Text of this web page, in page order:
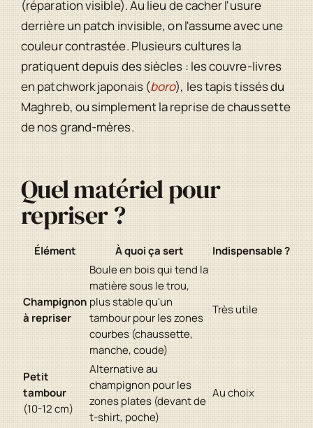
(réparation visible). Au lieu de cacher l'usure
derrière un patch invisible, on l'assume avec une
couleur contrastée. Plusieurs cultures la
pratiquent depuis des siècles : les couvre-livres
en patchwork japonais (boro), les tapis tissés du
Maghreb, ou simplement la reprise de chaussette
de nos grand-mères.
Quel matériel pour
repriser ?
Élément À quoi ça sert Indispensable ?
Champignon
à repriser
Boule en bois qui tend la
matière sous le trou,
plus stable qu'un
tambour pour les zones
courbes (chaussette,
manche, coude)
Très utile
Petit
tambour
(10-12 cm)
Alternative au
champignon pour les
zones plates (devant de
t-shirt, poche)
Au choix